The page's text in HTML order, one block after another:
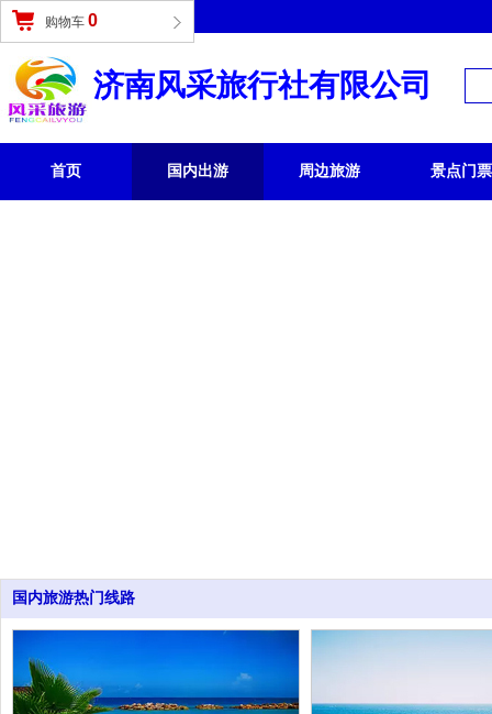
济南风采旅行社有限公司
购物车 0
登录 | 免费注册
首页 国内出游 周边旅游 景点门票
国内旅游热门线路